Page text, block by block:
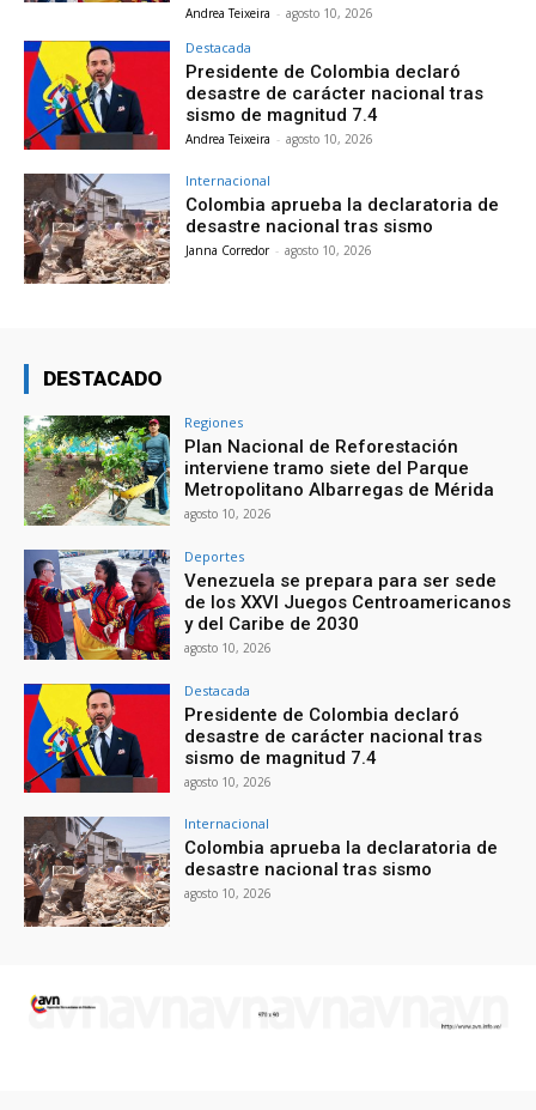
Andrea Teixeira - agosto 10, 2026
Destacada
Presidente de Colombia declaró
desastre de carácter nacional tras
sismo de magnitud 7.4
Andrea Teixeira - agosto 10, 2026
Internacional
Colombia aprueba la declaratoria de
desastre nacional tras sismo
Janna Corredor - agosto 10, 2026
DESTACADO
Regiones
Plan Nacional de Reforestación
interviene tramo siete del Parque
Metropolitano Albarregas de Mérida
agosto 10, 2026
Deportes
Venezuela se prepara para ser sede
de los XXVI Juegos Centroamericanos
y del Caribe de 2030
agosto 10, 2026
Destacada
Presidente de Colombia declaró
desastre de carácter nacional tras
sismo de magnitud 7.4
agosto 10, 2026
Internacional
Colombia aprueba la declaratoria de
desastre nacional tras sismo
agosto 10, 2026